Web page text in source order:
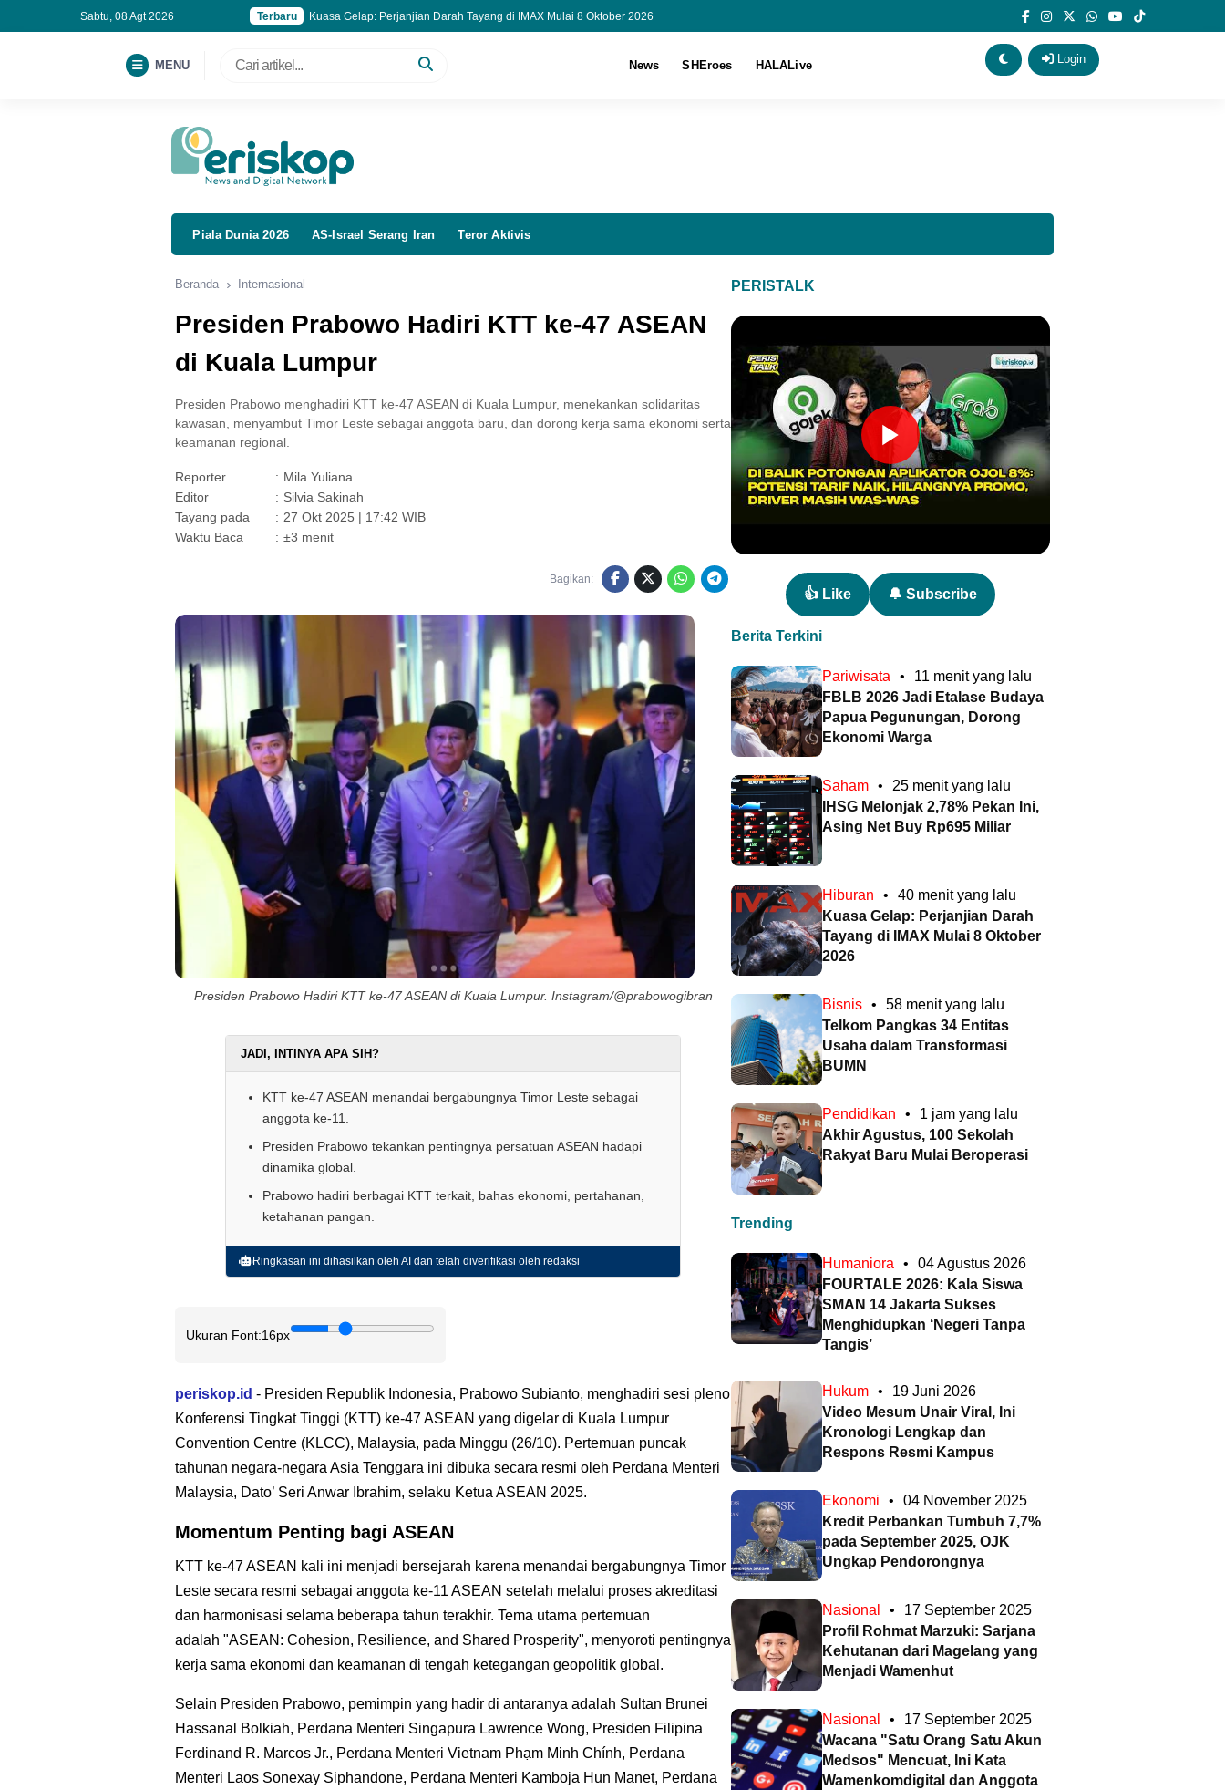
Sabtu, 08 Agt 2026 Terbaru
Kuasa Gelap: Perjanjian Darah Tayang di IMAX Mulai 8 Oktober 2026
Sekolah Rakyat Ditarget Tampung 150 Ribu Siswa pada 2027
MENU News SHEroes HALALive
Login
Piala Dunia 2026 AS-Israel Serang Iran Teror Aktivis
Beranda Internasional
Presiden Prabowo Hadiri KTT ke-47 ASEAN
di Kuala Lumpur
Presiden Prabowo menghadiri KTT ke-47 ASEAN di Kuala Lumpur, menekankan solidaritas
kawasan, menyambut Timor Leste sebagai anggota baru, dan dorong kerja sama ekonomi serta
keamanan regional.
Reporter : Mila Yuliana
Editor
: Silvia Sakinah
Tayang pada
: 27 Okt 2025 | 17:42 WIB
Waktu Baca
: ±3 menit
Bagikan:
Presiden Prabowo Hadiri KTT ke-47 ASEAN di Kuala Lumpur. Instagram/@prabowogibran
JADI, INTINYA APA SIH?
KTT ke-47 ASEAN menandai bergabungnya Timor Leste sebagai
anggota ke-11.
Presiden Prabowo tekankan pentingnya persatuan ASEAN hadapi
dinamika global.
Prabowo hadiri berbagai KTT terkait, bahas ekonomi, pertahanan,
ketahanan pangan.
Ringkasan ini dihasilkan oleh AI dan telah diverifikasi oleh redaksi
Ukuran Font:16px
periskop.id - Presiden Republik Indonesia, Prabowo Subianto, menghadiri sesi pleno
Konferensi Tingkat Tinggi (KTT) ke-47 ASEAN yang digelar di Kuala Lumpur
Convention Centre (KLCC), Malaysia, pada Minggu (26/10). Pertemuan puncak
tahunan negara-negara Asia Tenggara ini dibuka secara resmi oleh Perdana Menteri
Malaysia, Dato’ Seri Anwar Ibrahim, selaku Ketua ASEAN 2025.
Momentum Penting bagi ASEAN
KTT ke-47 ASEAN kali ini menjadi bersejarah karena menandai bergabungnya Timor
Leste secara resmi sebagai anggota ke-11 ASEAN setelah melalui proses akreditasi
dan harmonisasi selama beberapa tahun terakhir. Tema utama pertemuan
adalah "ASEAN: Cohesion, Resilience, and Shared Prosperity", menyoroti pentingnya
kerja sama ekonomi dan keamanan di tengah ketegangan geopolitik global.
Selain Presiden Prabowo, pemimpin yang hadir di antaranya adalah Sultan Brunei
Hassanal Bolkiah, Perdana Menteri Singapura Lawrence Wong, Presiden Filipina
Ferdinand R. Marcos Jr., Perdana Menteri Vietnam Phạm Minh Chính, Perdana
Menteri Laos Sonexay Siphandone, Perdana Menteri Kamboja Hun Manet, Perdana
PERISTALK
👍 Like 🔔 Subscribe
Berita Terkini
Pariwisata •
11 menit yang lalu
FBLB 2026 Jadi Etalase Budaya
Papua Pegunungan, Dorong
Ekonomi Warga
Saham •
25 menit yang lalu
IHSG Melonjak 2,78% Pekan Ini,
Asing Net Buy Rp695 Miliar
Hiburan •
40 menit yang lalu
Kuasa Gelap: Perjanjian Darah
Tayang di IMAX Mulai 8 Oktober
2026
Bisnis •
58 menit yang lalu
Telkom Pangkas 34 Entitas
Usaha dalam Transformasi
BUMN
Pendidikan •
1 jam yang lalu
Akhir Agustus, 100 Sekolah
Rakyat Baru Mulai Beroperasi
Trending
Humaniora •
04 Agustus 2026
FOURTALE 2026: Kala Siswa
SMAN 14 Jakarta Sukses
Menghidupkan ‘Negeri Tanpa
Tangis’
Hukum •
19 Juni 2026
Video Mesum Unair Viral, Ini
Kronologi Lengkap dan
Respons Resmi Kampus
Ekonomi •
04 November 2025
Kredit Perbankan Tumbuh 7,7%
pada September 2025, OJK
Ungkap Pendorongnya
Nasional •
17 September 2025
Profil Rohmat Marzuki: Sarjana
Kehutanan dari Magelang yang
Menjadi Wamenhut
Nasional •
17 September 2025
Wacana "Satu Orang Satu Akun
Medsos" Mencuat, Ini Kata
Wamenkomdigital dan Anggota